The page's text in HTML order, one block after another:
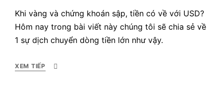
Khi vàng và chứng khoán sập, tiền có về với USD?
Hôm nay trong bài viết này chúng tôi sẽ chia sẻ về
1 sự dịch chuyển dòng tiền lớn như vậy.
XEM TIẾP